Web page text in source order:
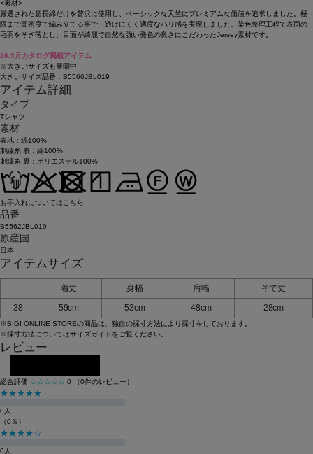
<素材>
厳選された超長綿だけを贅沢に使用し、ベーシックな天竺にプレミアムな価値を追求しました。極
限まで高密度で編み立てる事で、透けにくく適度なハリ感を実現しました。染色整理工程で表面の
毛羽をそぎ落とし、目面が綺麗で自然な強い発色の良さにこだわったJersey素材です。
26.3月カタログ掲載アイテム
※大きいサイズも展開中
大きいサイズ品番：B5566JBL019
アイテム詳細
タイプ
Tシャツ
素材
表地：綿100%
刺繍糸 表：綿100%
刺繍糸 裏：ポリエステル100%
お手入れについてはこちら
品番
B5562JBL019
原産国
日本
アイテムサイズ
着丈 身幅 肩幅
そで丈
38
59cm 53cm 48cm 28cm
※BIGI ONLINE STOREの商品は、独自の採寸方法により採寸をしております。
※採寸方法についてはサイズガイドをご覧ください。
レビュー
総合評価 ☆☆☆☆☆ 0 （0件のレビュー）
★★★★★
0人
（0％）
★★★★☆
0人